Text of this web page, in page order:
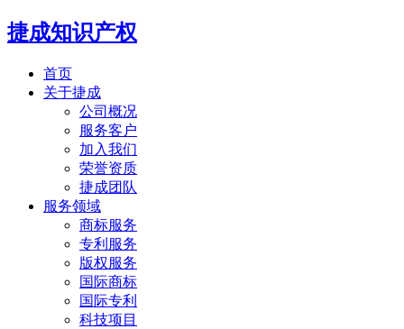
捷成知识产权
首页
关于捷成
公司概况
服务客户
加入我们
荣誉资质
捷成团队
服务领域
商标服务
专利服务
版权服务
国际商标
国际专利
科技项目